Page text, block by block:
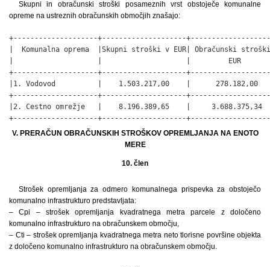
Skupni in obračunski stroški posameznih vrst obstoječe komunalne
opreme na ustreznih obračunskih območjih znašajo:
+--------------------+--------------------
|  Komunalna oprema  |Skupni stroški v EUR| Obračunski
|                    |                    |         EUR
+--------------------+--------------------
|1. Vodovod          |    1.503.217,00    |      278.182,00
+--------------------+--------------------
|2. Cestno omrežje   |    8.196.389,65    |
+--------------------+--------------------
V. PRERAČUN OBRAČUNSKIH STROŠKOV OPREMLJANJA NA ENOTO
MERE
10. člen
Strošek opremljanja za odmero komunalnega prispevka za obstoječo
komunalno infrastrukturo predstavljata:
– Cpi – strošek opremljanja kvadratnega metra parcele z določeno
komunalno infrastrukturo na obračunskem območju,
– Cti – strošek opremljanja kvadratnega metra neto tlorisne površine objekta
z določeno komunalno infrastrukturo na obračunskem območju.